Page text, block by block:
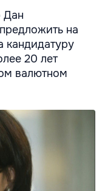
Дан
на
кандидатуру
20 лет
валютном